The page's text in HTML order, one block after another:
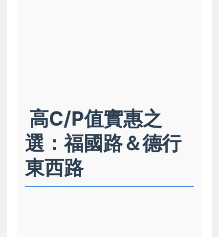
️ 高C/P值實惠之
選：福國路＆德行
東西路